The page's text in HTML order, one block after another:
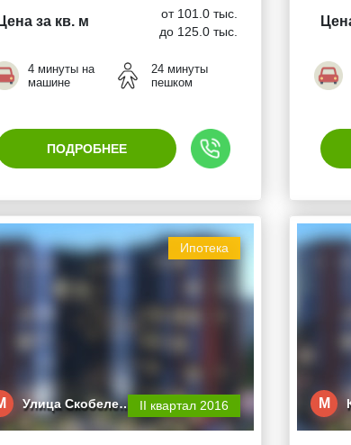
Цена за кв. м
от 101.0 тыс.
до 125.0 тыс.
4 минуты на
машине
24 минуты
пешком
ПОДРОБНЕЕ
Ипотека
Улица Скобеле… II квартал 2016 М